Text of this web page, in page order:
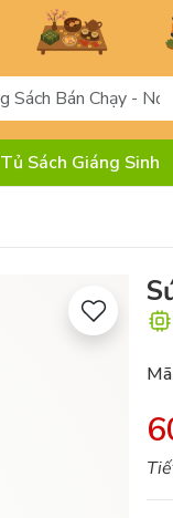
Tủ Sách Giáng Sinh